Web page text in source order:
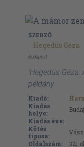
SZERZŐ
Hegedüs Géza
Budapest
'Hegedüs
példány
Kiadó:
Kiadás
helye:
Kiadás éve:
Kötés
típusa:
Oldalszám:
321